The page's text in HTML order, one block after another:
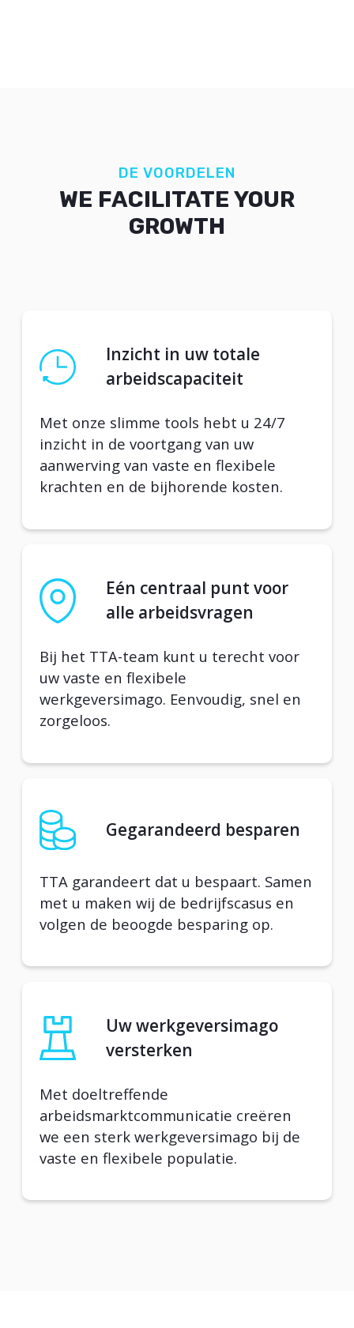
DE VOORDELEN
WE FACILITATE YOUR
GROWTH
Inzicht in uw totale
arbeidscapaciteit
Met onze slimme tools hebt u 24/7
inzicht in de voortgang van uw
aanwerving van vaste en flexibele
krachten en de bijhorende kosten.
Eén centraal punt voor
alle arbeidsvragen
Bij het TTA-team kunt u terecht voor
uw vaste en flexibele
werkgeversimago. Eenvoudig, snel en
zorgeloos.
Gegarandeerd besparen
TTA garandeert dat u bespaart. Samen
met u maken wij de bedrijfscasus en
volgen de beoogde besparing op.
Uw werkgeversimago
versterken
Met doeltreffende
arbeidsmarktcommunicatie creëren
we een sterk werkgeversimago bij de
vaste en flexibele populatie.